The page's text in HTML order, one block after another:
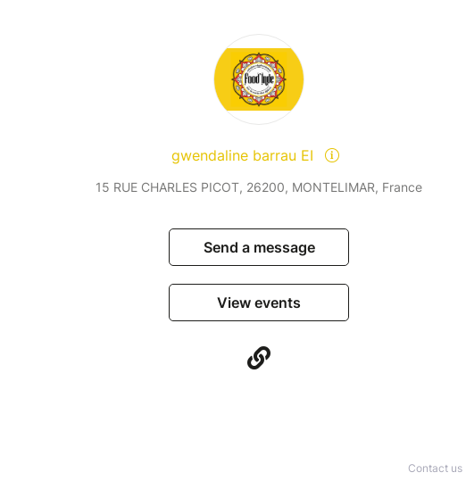
gwendaline barrau EI
15 RUE CHARLES PICOT, 26200, MONTELIMAR, France
Send a message
View events
Contact us